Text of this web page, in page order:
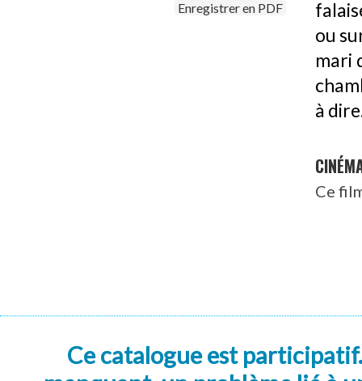
Enregistrer en PDF
ou
mari
à
Ce
Ce catalogue est